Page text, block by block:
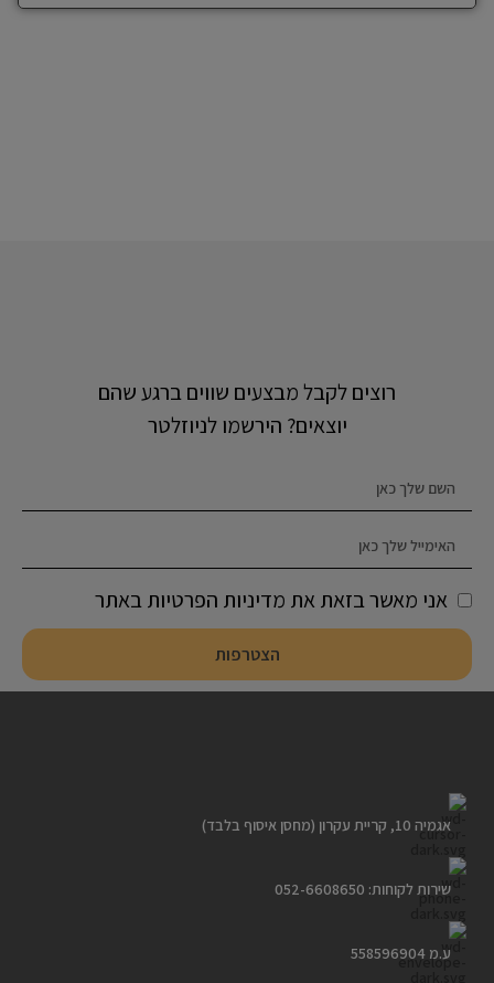
רוצים לקבל מבצעים שווים ברגע שהם
יוצאים? הירשמו לניוזלטר
אני מאשר בזאת את מדיניות הפרטיות באתר
הצטרפות
אגמיה 10, קריית עקרון (מחסן איסוף בלבד)
שירות לקוחות: 052-6608650
ע.מ 558596904